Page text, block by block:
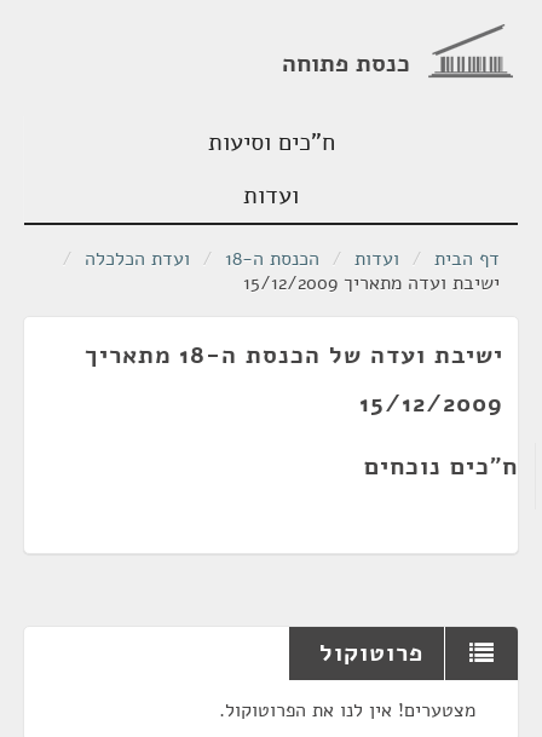
כנסת פתוחה
ח"כים וסיעות
ועדות
דף הבית / ועדות / הכנסת ה-18 / ועדת הכלכלה /
ישיבת ועדה מתאריך 15/12/2009
ישיבת ועדה של הכנסת ה-18 מתאריך
15/12/2009
ח"כים נוכחים
פרוטוקול
מצטערים! אין לנו את הפרוטוקול.